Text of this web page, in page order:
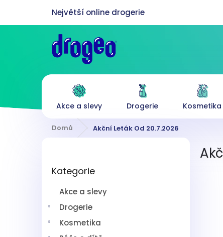
obsah
Akce a slevy Drogerie Kosmetika
Domů Akční Leták Od 20.7.2026
kategorie
Kategorie
Akce a slevy
Drogerie
Kosmetika